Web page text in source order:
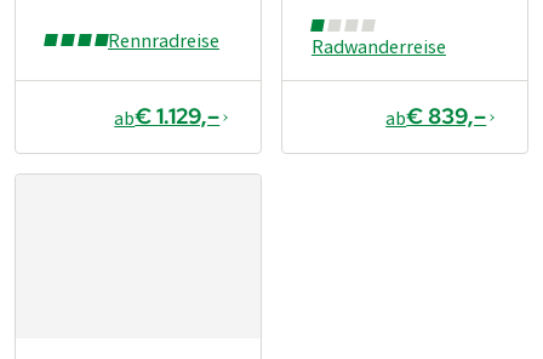
Rennradreise
ab€ 1.129,–
Radwanderreise
ab€ 839,–